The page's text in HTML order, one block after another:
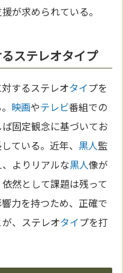
が求められている。
ステレオタイプ
対するステレオタイプを
映画やテレビ番組での
固定観念に基づいてお
ている。近年、 黒人監
よりリアルな黒人像が
然として課題は残って
力を持つため、正確で
、ステレオタイプを打